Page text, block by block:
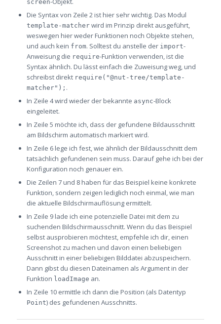
screen
Die Syntax von Zeile 2 ist hier sehr wichtig. Das Modul
template-matcherwird im Prinzip direkt ausgeführt,
weswegen hier weder Funktionen noch Objekte stehen,
und auch kein from. Solltest du anstelle der import-
Anweisung die require-Funktion verwenden, ist die
Syntax ähnlich. Du lässt einfach die Zuweisung weg, und
schreibst direkt require("@nut-tree/template-
matcher"); .
In Zeile 4 wird wieder der bekannte async-Block
eingeleitet.
In Zeile 5 möchte ich, dass der gefundene Bildausschnitt
am Bildschirm automatisch markiert wird.
In Zeile 6 lege ich fest, wie ähnlich der Bildausschnitt dem
tatsächlich gefundenen sein muss. Darauf gehe ich bei der
Konfiguration noch genauer ein.
Die Zeilen 7 und 8 haben für das Beispiel keine konkrete
Funktion, sondern zeigen lediglich noch einmal, wie man
die aktuelle Bildschirmauflösung ermittelt.
In Zeile 9 lade ich eine potenzielle Datei mit dem zu
suchenden Bildschirmausschnitt. Wenn du das Beispiel
selbst ausprobieren möchtest, empfehle ich dir, einen
Screenshot zu machen und davon einen beliebigen
Ausschnitt in einer beliebigen Bilddatei abzuspeichern.
Dann gibst du diesen Dateinamen als Argument in der
Funktion loadImage an.
In Zeile 10 ermittle ich dann die Position (als Datentyp
Point) des gefundenen Ausschnitts.